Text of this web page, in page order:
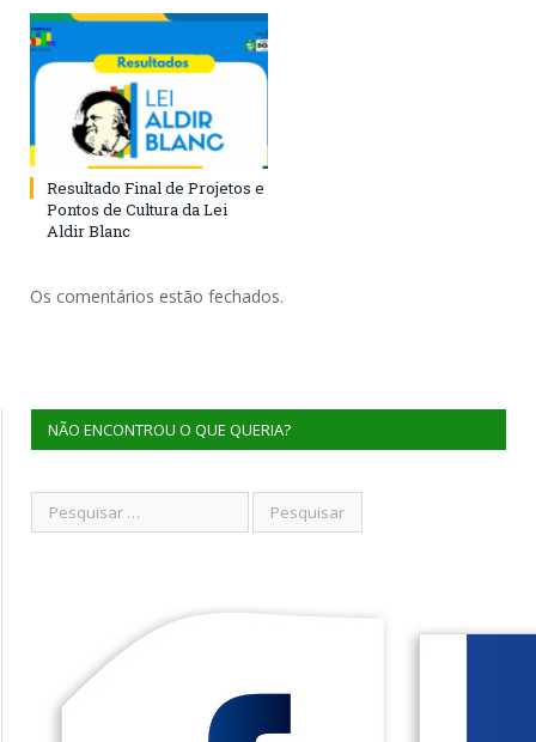
Resultado Final de Projetos e
Pontos de Cultura da Lei
Aldir Blanc
Os comentários estão fechados.
NÃO ENCONTROU O QUE QUERIA?